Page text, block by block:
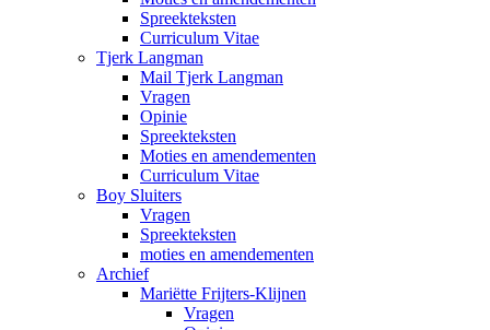
Spreekteksten
Curriculum Vitae
Tjerk Langman
Mail Tjerk Langman
Vragen
Opinie
Spreekteksten
Moties en amendementen
Curriculum Vitae
Boy Sluiters
Vragen
Spreekteksten
moties en amendementen
Archief
Mariëtte Frijters-Klijnen
Vragen